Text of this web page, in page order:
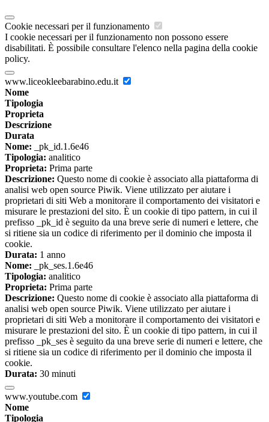
Cookie necessari per il funzionamento
I cookie necessari per il funzionamento non possono essere
disabilitati. È possibile consultare l'elenco nella pagina della cookie
policy.
www.liceokleebarabino.edu.it
Nome
Tipologia
Proprieta
Descrizione
Durata
Nome: _pk_id.1.6e46
Tipologia: analitico
Proprieta: Prima parte
Descrizione: Questo nome di cookie è associato alla piattaforma di
analisi web open source Piwik. Viene utilizzato per aiutare i
proprietari di siti Web a monitorare il comportamento dei visitatori e
misurare le prestazioni del sito. È un cookie di tipo pattern, in cui il
prefisso _pk_id è seguito da una breve serie di numeri e lettere, che
si ritiene sia un codice di riferimento per il dominio che imposta il
cookie.
Durata: 1 anno
Nome: _pk_ses.1.6e46
Tipologia: analitico
Proprieta: Prima parte
Descrizione: Questo nome di cookie è associato alla piattaforma di
analisi web open source Piwik. Viene utilizzato per aiutare i
proprietari di siti Web a monitorare il comportamento dei visitatori e
misurare le prestazioni del sito. È un cookie di tipo pattern, in cui il
prefisso _pk_ses è seguito da una breve serie di numeri e lettere, che
si ritiene sia un codice di riferimento per il dominio che imposta il
cookie.
Durata: 30 minuti
www.youtube.com
Nome
Tipologia